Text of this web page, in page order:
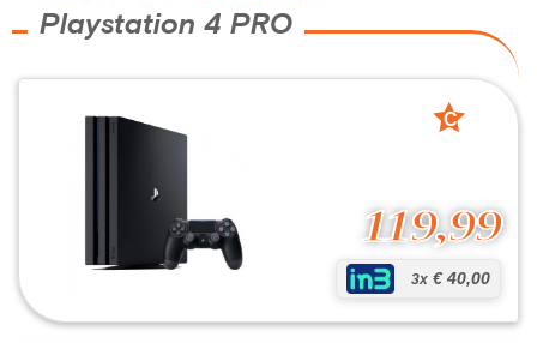
Playstation 4 PRO
119,99
3x € 40,00
C